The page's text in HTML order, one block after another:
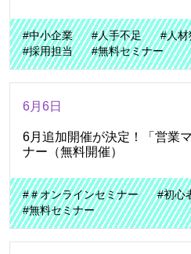
#中小企業 #人手不足 #人材
#採用担当
#無料セミナー
6月6日
6月追加開催が決定！「営業
ナー（無料開催）
#＃オンラインセミナー #初心
#無料セミナー